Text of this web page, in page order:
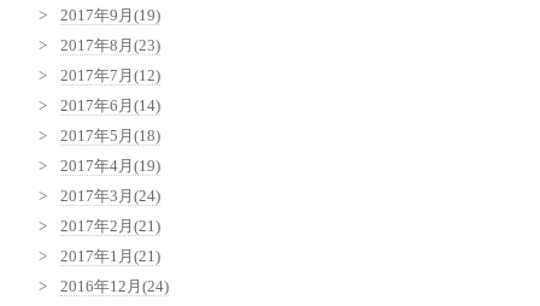
2017年9月(19)
2017年8月(23)
2017年7月(12)
2017年6月(14)
2017年5月(18)
2017年4月(19)
2017年3月(24)
2017年2月(21)
2017年1月(21)
2016年12月(24)